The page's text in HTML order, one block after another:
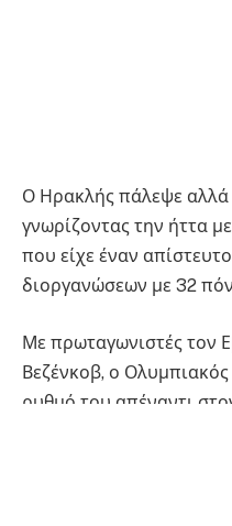
Ο Ηρακλής πάλεψε αλλά
γνωρίζοντας την ήττα
που είχε έναν
διοργανώσεων με 32
Με πρωταγωνιστές τον
Βεζένκοβ, ο
ρυθμό του απέναντι